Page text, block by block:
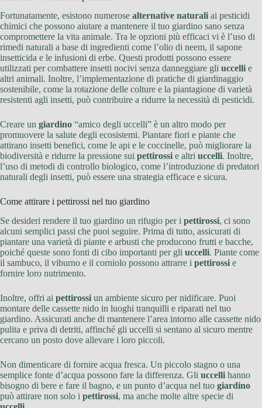
Fortunatamente, esistono numerose alternative naturali ai pesticidi
chimici che possono aiutare a mantenere il tuo giardino sano senza
compromettere la vita animale. Tra le opzioni più efficaci vi è l’uso di
rimedi naturali a base di ingredienti come l’olio di neem, il sapone
insetticida e le infusioni di erbe. Questi prodotti possono essere
utilizzati per combattere insetti nocivi senza danneggiare gli uccelli e
altri animali. Inoltre, l’implementazione di pratiche di giardinaggio
sostenibile, come la rotazione delle colture e la piantagione di varietà
resistenti agli insetti, può contribuire a ridurre la necessità di pesticidi.
Creare un giardino “amico degli uccelli” è un altro modo per
promuovere la salute degli ecosistemi. Piantare fiori e piante che
attirano insetti benefici, come le api e le coccinelle, può migliorare la
biodiversità e ridurre la pressione sui pettirossi e altri uccelli. Inoltre,
l’uso di metodi di controllo biologico, come l’introduzione di predatori
naturali degli insetti, può essere una strategia efficace e sicura.
Come attirare i pettirossi nel tuo giardino
Se desideri rendere il tuo giardino un rifugio per i pettirossi, ci sono
alcuni semplici passi che puoi seguire. Prima di tutto, assicurati di
piantare una varietà di piante e arbusti che producono frutti e bacche,
poiché queste sono fonti di cibo importanti per gli uccelli. Piante come
il sambuco, il viburno e il corniolo possono attrarre i pettirossi e
fornire loro nutrimento.
Inoltre, offri ai pettirossi un ambiente sicuro per nidificare. Puoi
montare delle cassette nido in luoghi tranquilli e riparati nel tuo
giardino. Assicurati anche di mantenere l’area intorno alle cassette nido
pulita e priva di detriti, affinché gli uccelli si sentano al sicuro mentre
cercano un posto dove allevare i loro piccoli.
Non dimenticare di fornire acqua fresca. Un piccolo stagno o una
semplice fonte d’acqua possono fare la differenza. Gli uccelli hanno
bisogno di bere e fare il bagno, e un punto d’acqua nel tuo giardino
può attirare non solo i pettirossi, ma anche molte altre specie di